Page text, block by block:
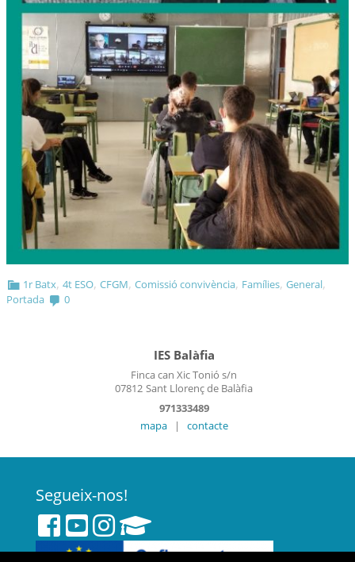
1r Batx,4t ESO,CFGM,Comissió convivència, Famílies,General,
Portada 0
IES Balàfia
Finca can Xic Tonió s/n
07812 Sant Llorenç de Balàfia
971333489
mapa
| contacte
Segueix-nos!